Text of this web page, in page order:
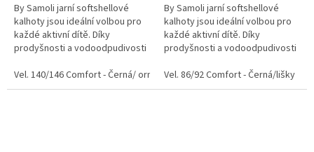
By Samoli jarní softshellové
kalhoty jsou ideální volbou pro
každé aktivní dítě. Díky
prodyšnosti a vodoodpudivosti
na venkovní dobrodružství, do
školy či školky. Ať už...
Vel. 140/146 Comfort - Černá/ ornament v kapse Vel. 146/152
By Samoli jarní softshellové
kalhoty jsou ideální volbou pro
každé aktivní dítě. Díky
prodyšnosti a vodoodpudivosti
na venkovní dobrodružství, do
školy či školky. Ať už...
Vel. 86/92 Comfort - Černá/lišky